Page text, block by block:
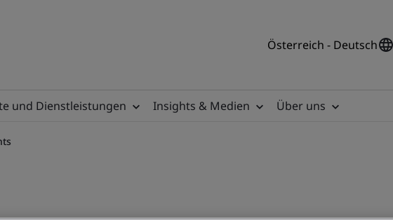
Österreich - Deutsch
und Dienstleistungen Insights & Medien Über uns